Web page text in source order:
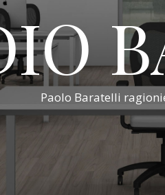
Paolo Baratelli